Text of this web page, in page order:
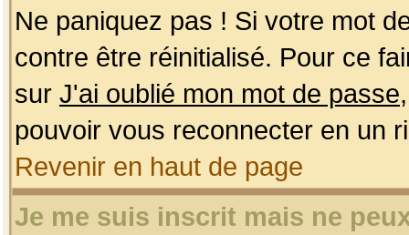
Ne paniquez pas ! Si votre mot
contre être réinitialisé. Pour ce
sur J'ai oublié mon mot de passe
pouvoir vous reconnecter en un
Revenir en haut de page
Je me suis inscrit mais ne